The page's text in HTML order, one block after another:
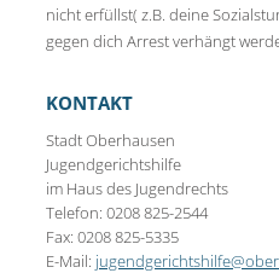
nicht erfüllst( z.B. deine
gegen dich Arrest verhängt
KONTAKT
Stadt Oberhausen
Jugendgerichtshilfe
im Haus des Jugendrechts
Telefon: 0208 825-2544
Fax: 0208 825-5335
E-Mail: